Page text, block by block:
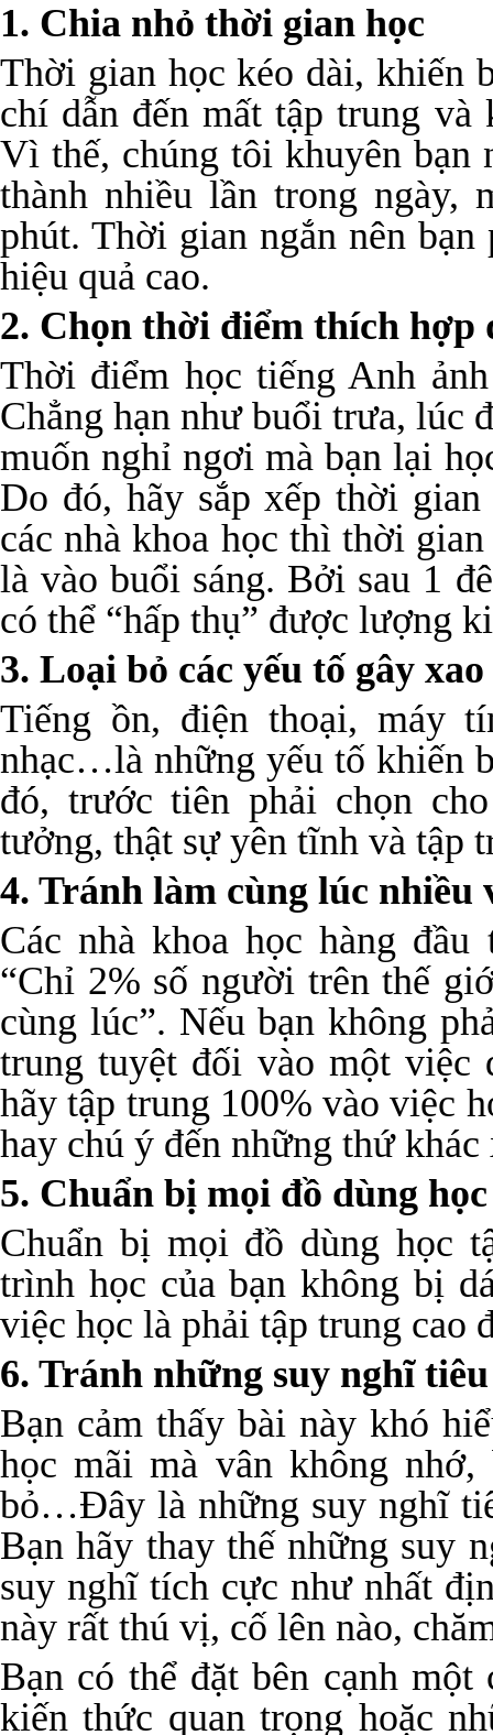
1. Chia nhỏ thời gian học
Thời gian học kéo dài, khiến
chí dẫn đến mất tập trung
Vì thế, chúng tôi khuyên bạn
thành nhiều lần trong ngày,
phút. Thời gian ngắn nên
hiệu quả cao.
2. Chọn thời điểm thích hợp
Thời điểm học tiếng Anh
Chẳng hạn như buổi trưa, lúc
muốn nghỉ ngơi mà bạn lại
Do đó, hãy sắp xếp thời
các nhà khoa học thì thời
là vào buổi sáng. Bởi sau 1
có thể “hấp thụ” được lượng
3. Loại bỏ các yếu tố gây
Tiếng ồn, điện thoại, máy
nhạc…là những yếu tố khiến
đó, trước tiên phải chọn
tưởng, thật sự yên tĩnh và tập
4. Tránh làm cùng lúc nhiều
Các nhà khoa học hàng
“Chỉ 2% số người trên thế
cùng lúc”. Nếu bạn không
trung tuyệt đối vào một việc
hãy tập trung 100% vào việc
hay chú ý đến những thứ khác
5. Chuẩn bị mọi đồ dùng
Chuẩn bị mọi đồ dùng học
trình học của bạn không bị
việc học là phải tập trung cao
6. Tránh những suy nghĩ
Bạn cảm thấy bài này khó
học mãi mà vân không
bỏ…Đây là những suy nghĩ
Bạn hãy thay thế những suy
suy nghĩ tích cực như nhất
này rất thú vị, cố lên nào,
Bạn có thể đặt bên cạnh
kiến thức quan trọng hoặc